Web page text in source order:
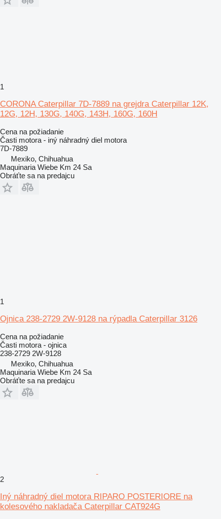
1
CORONA Caterpillar 7D-7889 na grejdra Caterpillar 12K,
12G, 12H, 130G, 140G, 143H, 160G, 160H
Cena na požiadanie
Časti motora - iný náhradný diel motora
7D-7889
Mexiko, Chihuahua
Maquinaria Wiebe Km 24 Sa
Obráťte sa na predajcu
1
Ojnica 238-2729 2W-9128 na rýpadla Caterpillar 3126
Cena na požiadanie
Časti motora - ojnica
238-2729 2W-9128
Mexiko, Chihuahua
Maquinaria Wiebe Km 24 Sa
Obráťte sa na predajcu
2
Iný náhradný diel motora RIPARO POSTERIORE na
kolesového nakladača Caterpillar CAT924G